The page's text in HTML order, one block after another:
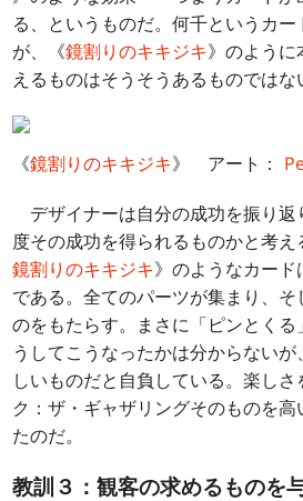
る、というものだ。何千というカ
が、《鏡割りのキキジキ》のように
えるものはそうそうあるものではな
《鏡割りのキキジキ》 アート：
デザイナーは自分の成功を振り返
度その成功を得られるものかと考
鏡割りのキキジキ》のようなカー
である。全てのパーツが集まり、
のをもたらす。まさに「ピンとく
うしてこうなったかは分からない
しいものだと自負している。楽し
ク：ザ・ギャザリングそのものを
たのだ。
教訓３：観客の求めるものを